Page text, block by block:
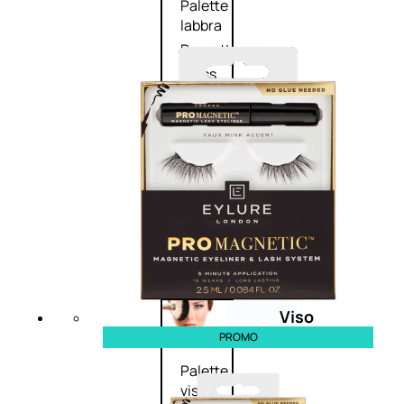
Palette
labbra
Rossetto
Gloss
Matita
labbra
Rimpolpante
Balsamo
labbra
BB e
Cream
Viso
Palette
viso
PROMO